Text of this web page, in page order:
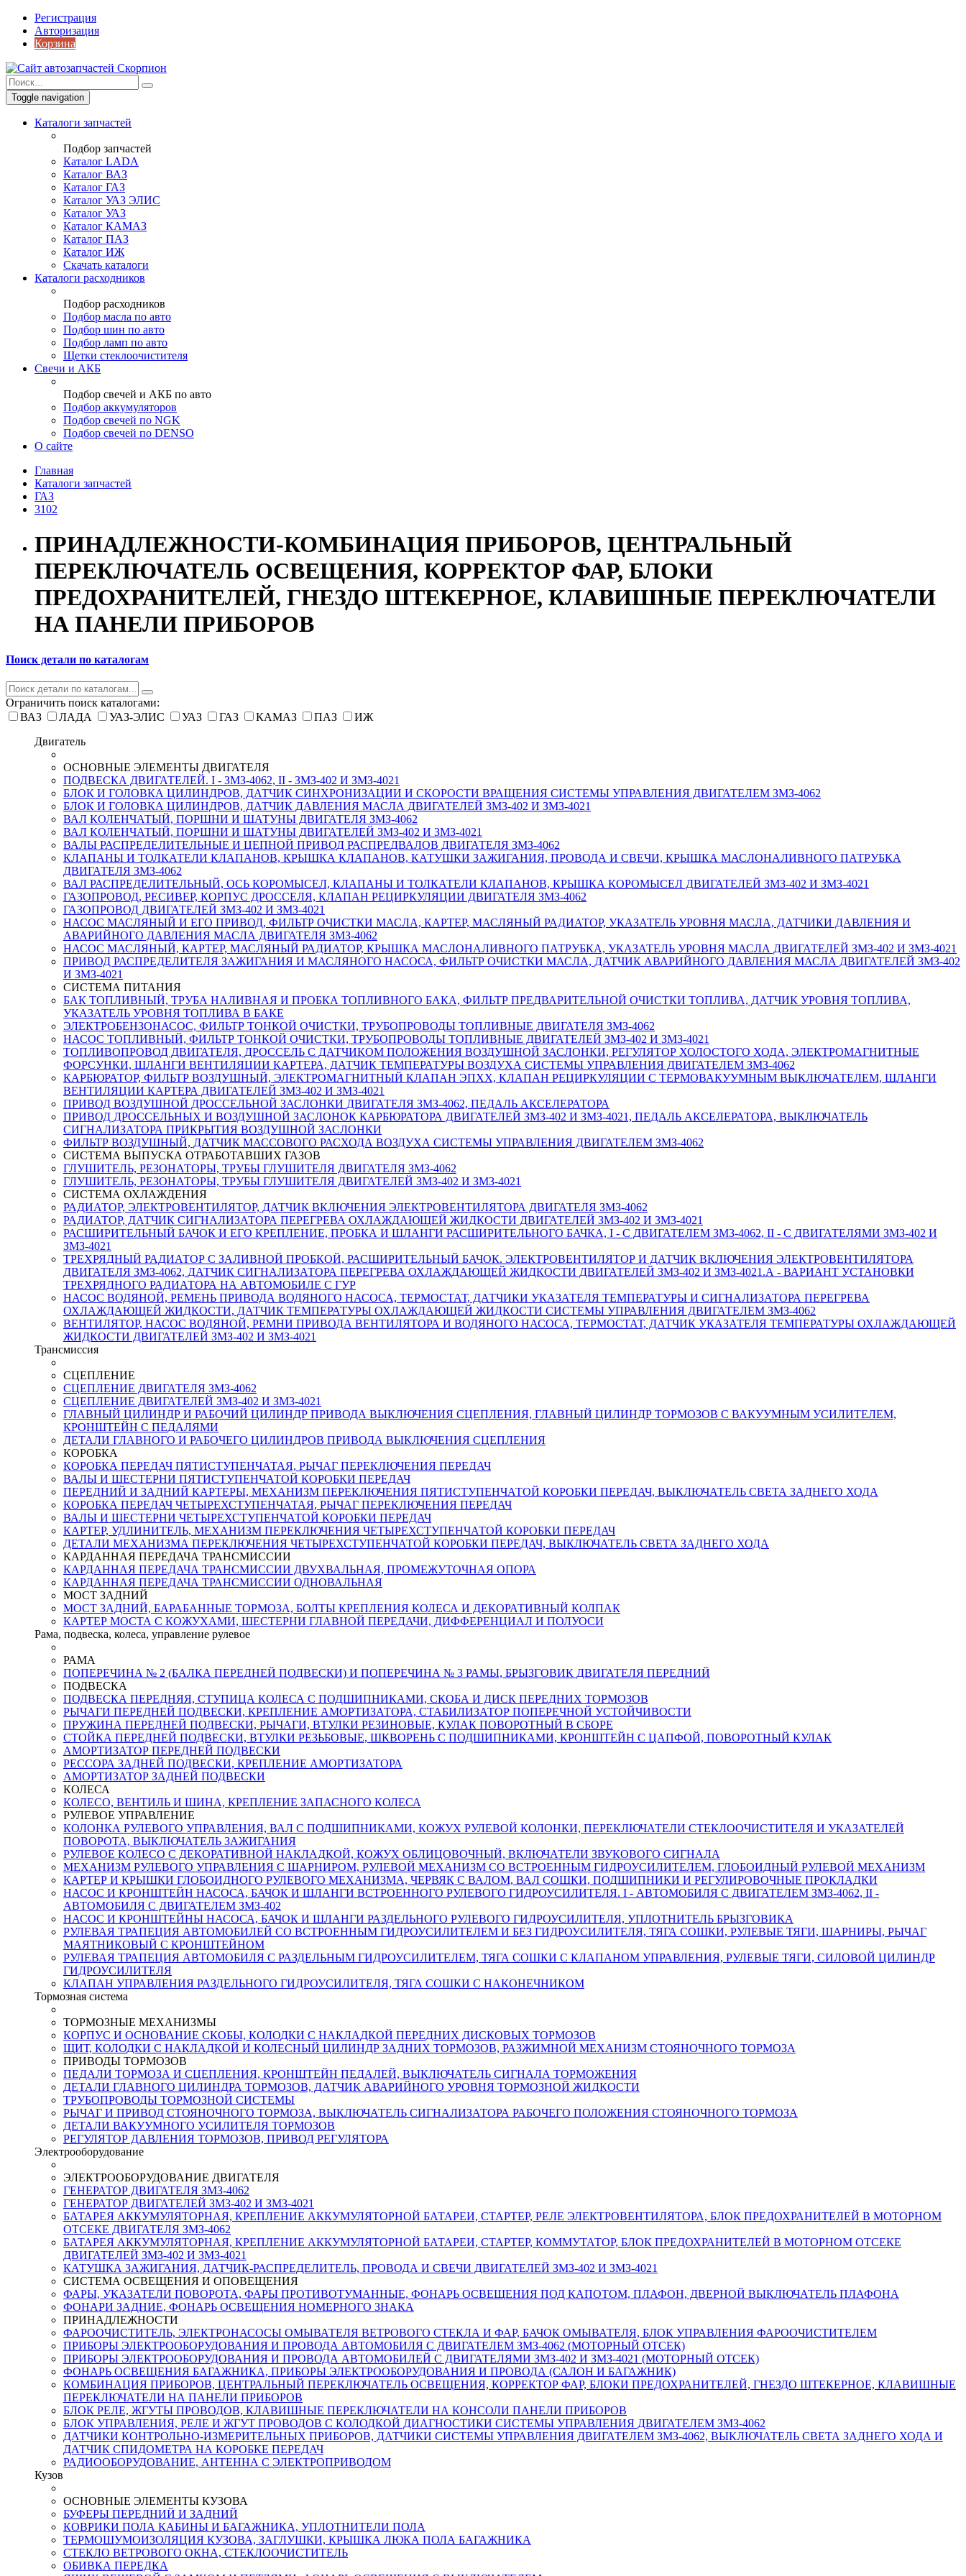
Регистрация
Авторизация
Корзина
Toggle navigation
Каталоги запчастей
Подбор запчастей
Каталог LADA
Каталог ВАЗ
Каталог ГАЗ
Каталог УАЗ ЭЛИС
Каталог УАЗ
Каталог КАМАЗ
Каталог ПАЗ
Каталог ИЖ
Скачать каталоги
Каталоги расходников
Подбор расходников
Подбор масла по авто
Подбор шин по авто
Подбор ламп по авто
Щетки стеклоочистителя
Свечи и АКБ
Подбор свечей и АКБ по авто
Подбор аккумуляторов
Подбор свечей по NGK
Подбор свечей по DENSO
О сайте
Главная
Каталоги запчастей
ГАЗ
3102
ПРИНАДЛЕЖНОСТИ-КОМБИНАЦИЯ ПРИБОРОВ, ЦЕНТРАЛЬНЫЙ
ПЕРЕКЛЮЧАТЕЛЬ ОСВЕЩЕНИЯ, КОРРЕКТОР ФАР, БЛОКИ
ПРЕДОХРАНИТЕЛЕЙ, ГНЕЗДО ШТЕКЕРНОЕ, КЛАВИШНЫЕ ПЕРЕКЛЮЧАТЕЛИ
НА ПАНЕЛИ ПРИБОРОВ
Поиск детали по каталогам
Ограничить поиск каталогами:
ВАЗ
ЛАДА УАЗ-ЭЛИС УАЗ ГАЗ КАМАЗ ПАЗ
ИЖ
Двигатель
ОСНОВНЫЕ ЭЛЕМЕНТЫ ДВИГАТЕЛЯ
ПОДВЕСКА ДВИГАТЕЛЕЙ. I - ЗМЗ-4062, II - ЗМЗ-402 И ЗМЗ-4021
БЛОК И ГОЛОВКА ЦИЛИНДРОВ, ДАТЧИК СИНХРОНИЗАЦИИ И СКОРОСТИ ВРАЩЕНИЯ СИСТЕМЫ УПРАВЛЕНИЯ ДВИГАТЕЛЕМ ЗМЗ-4062
БЛОК И ГОЛОВКА ЦИЛИНДРОВ, ДАТЧИК ДАВЛЕНИЯ МАСЛА ДВИГАТЕЛЕЙ ЗМЗ-402 И ЗМЗ-4021
ВАЛ КОЛЕНЧАТЫЙ, ПОРШНИ И ШАТУНЫ ДВИГАТЕЛЯ ЗМЗ-4062
ВАЛ КОЛЕНЧАТЫЙ, ПОРШНИ И ШАТУНЫ ДВИГАТЕЛЕЙ ЗМЗ-402 И ЗМЗ-4021
ВАЛЫ РАСПРЕДЕЛИТЕЛЬНЫЕ И ЦЕПНОЙ ПРИВОД РАСПРЕДВАЛОВ ДВИГАТЕЛЯ ЗМЗ-4062
КЛАПАНЫ И ТОЛКАТЕЛИ КЛАПАНОВ, КРЫШКА КЛАПАНОВ, КАТУШКИ ЗАЖИГАНИЯ, ПРОВОДА И СВЕЧИ, КРЫШКА МАСЛОНАЛИВНОГО ПАТРУБКА
ДВИГАТЕЛЯ ЗМЗ-4062
ВАЛ РАСПРЕДЕЛИТЕЛЬНЫЙ, ОСЬ КОРОМЫСЕЛ, КЛАПАНЫ И ТОЛКАТЕЛИ КЛАПАНОВ, КРЫШКА КОРОМЫСЕЛ ДВИГАТЕЛЕЙ ЗМЗ-402 И ЗМЗ-4021
ГАЗОПРОВОД, РЕСИВЕР, КОРПУС ДРОССЕЛЯ, КЛАПАН РЕЦИРКУЛЯЦИИ ДВИГАТЕЛЯ ЗМЗ-4062
ГАЗОПРОВОД ДВИГАТЕЛЕЙ ЗМЗ-402 И ЗМЗ-4021
НАСОС МАСЛЯНЫЙ И ЕГО ПРИВОД, ФИЛЬТР ОЧИСТКИ МАСЛА, КАРТЕР, МАСЛЯНЫЙ РАДИАТОР, УКАЗАТЕЛЬ УРОВНЯ МАСЛА, ДАТЧИКИ ДАВЛЕНИЯ И
АВАРИЙНОГО ДАВЛЕНИЯ МАСЛА ДВИГАТЕЛЯ ЗМЗ-4062
НАСОС МАСЛЯНЫЙ, КАРТЕР, МАСЛЯНЫЙ РАДИАТОР, КРЫШКА МАСЛОНАЛИВНОГО ПАТРУБКА, УКАЗАТЕЛЬ УРОВНЯ МАСЛА ДВИГАТЕЛЕЙ ЗМЗ-402 И ЗМЗ-4021
ПРИВОД РАСПРЕДЕЛИТЕЛЯ ЗАЖИГАНИЯ И МАСЛЯНОГО НАСОСА, ФИЛЬТР ОЧИСТКИ МАСЛА, ДАТЧИК АВАРИЙНОГО ДАВЛЕНИЯ МАСЛА ДВИГАТЕЛЕЙ ЗМЗ-402
И ЗМЗ-4021
СИСТЕМА ПИТАНИЯ
БАК ТОПЛИВНЫЙ, ТРУБА НАЛИВНАЯ И ПРОБКА ТОПЛИВНОГО БАКА, ФИЛЬТР ПРЕДВАРИТЕЛЬНОЙ ОЧИСТКИ ТОПЛИВА, ДАТЧИК УРОВНЯ ТОПЛИВА,
УКАЗАТЕЛЬ УРОВНЯ ТОПЛИВА В БАКЕ
ЭЛЕКТРОБЕНЗОНАСОС, ФИЛЬТР ТОНКОЙ ОЧИСТКИ, ТРУБОПРОВОДЫ ТОПЛИВНЫЕ ДВИГАТЕЛЯ ЗМЗ-4062
НАСОС ТОПЛИВНЫЙ, ФИЛЬТР ТОНКОЙ ОЧИСТКИ, ТРУБОПРОВОДЫ ТОПЛИВНЫЕ ДВИГАТЕЛЕЙ ЗМЗ-402 И ЗМЗ-4021
ТОПЛИВОПРОВОД ДВИГАТЕЛЯ, ДРОССЕЛЬ С ДАТЧИКОМ ПОЛОЖЕНИЯ ВОЗДУШНОЙ ЗАСЛОНКИ, РЕГУЛЯТОР ХОЛОСТОГО ХОДА, ЭЛЕКТРОМАГНИТНЫЕ
ФОРСУНКИ, ШЛАНГИ ВЕНТИЛЯЦИИ КАРТЕРА, ДАТЧИК ТЕМПЕРАТУРЫ ВОЗДУХА СИСТЕМЫ УПРАВЛЕНИЯ ДВИГАТЕЛЕМ ЗМЗ-4062
КАРБЮРАТОР, ФИЛЬТР ВОЗДУШНЫЙ, ЭЛЕКТРОМАГНИТНЫЙ КЛАПАН ЭПХХ, КЛАПАН РЕЦИРКУЛЯЦИИ С ТЕРМОВАКУУМНЫМ ВЫКЛЮЧАТЕЛЕМ, ШЛАНГИ
ВЕНТИЛЯЦИИ КАРТЕРА ДВИГАТЕЛЕЙ ЗМЗ-402 И ЗМЗ-4021
ПРИВОД ВОЗДУШНОЙ ДРОССЕЛЬНОЙ ЗАСЛОНКИ ДВИГАТЕЛЯ ЗМЗ-4062, ПЕДАЛЬ АКСЕЛЕРАТОРА
ПРИВОД ДРОССЕЛЬНЫХ И ВОЗДУШНОЙ ЗАСЛОНОК КАРБЮРАТОРА ДВИГАТЕЛЕЙ ЗМЗ-402 И ЗМЗ-4021, ПЕДАЛЬ АКСЕЛЕРАТОРА, ВЫКЛЮЧАТЕЛЬ
СИГНАЛИЗАТОРА ПРИКРЫТИЯ ВОЗДУШНОЙ ЗАСЛОНКИ
ФИЛЬТР ВОЗДУШНЫЙ, ДАТЧИК МАССОВОГО РАСХОДА ВОЗДУХА СИСТЕМЫ УПРАВЛЕНИЯ ДВИГАТЕЛЕМ ЗМЗ-4062
СИСТЕМА ВЫПУСКА ОТРАБОТАВШИХ ГАЗОВ
ГЛУШИТЕЛЬ, РЕЗОНАТОРЫ, ТРУБЫ ГЛУШИТЕЛЯ ДВИГАТЕЛЯ ЗМЗ-4062
ГЛУШИТЕЛЬ, РЕЗОНАТОРЫ, ТРУБЫ ГЛУШИТЕЛЯ ДВИГАТЕЛЕЙ ЗМЗ-402 И ЗМЗ-4021
СИСТЕМА ОХЛАЖДЕНИЯ
РАДИАТОР, ЭЛЕКТРОВЕНТИЛЯТОР, ДАТЧИК ВКЛЮЧЕНИЯ ЭЛЕКТРОВЕНТИЛЯТОРА ДВИГАТЕЛЯ ЗМЗ-4062
РАДИАТОР, ДАТЧИК СИГНАЛИЗАТОРА ПЕРЕГРЕВА ОХЛАЖДАЮЩЕЙ ЖИДКОСТИ ДВИГАТЕЛЕЙ ЗМЗ-402 И ЗМЗ-4021
РАСШИРИТЕЛЬНЫЙ БАЧОК И ЕГО КРЕПЛЕНИЕ, ПРОБКА И ШЛАНГИ РАСШИРИТЕЛЬНОГО БАЧКА, I - С ДВИГАТЕЛЕМ ЗМЗ-4062, II - С ДВИГАТЕЛЯМИ ЗМЗ-402 И
ЗМЗ-4021
ТРЕХРЯДНЫЙ РАДИАТОР С ЗАЛИВНОЙ ПРОБКОЙ, РАСШИРИТЕЛЬНЫЙ БАЧОК. ЭЛЕКТРОВЕНТИЛЯТОР И ДАТЧИК ВКЛЮЧЕНИЯ ЭЛЕКТРОВЕНТИЛЯТОРА
ДВИГАТЕЛЯ ЗМЗ-4062, ДАТЧИК СИГНАЛИЗАТОРА ПЕРЕГРЕВА ОХЛАЖДАЮЩЕЙ ЖИДКОСТИ ДВИГАТЕЛЕЙ ЗМЗ-402 И ЗМЗ-4021.А - ВАРИАНТ УСТАНОВКИ
ТРЕХРЯДНОГО РАДИАТОРА НА АВТОМОБИЛЕ С ГУР
НАСОС ВОДЯНОЙ, РЕМЕНЬ ПРИВОДА ВОДЯНОГО НАСОСА, ТЕРМОСТАТ, ДАТЧИКИ УКАЗАТЕЛЯ ТЕМПЕРАТУРЫ И СИГНАЛИЗАТОРА ПЕРЕГРЕВА
ОХЛАЖДАЮЩЕЙ ЖИДКОСТИ, ДАТЧИК ТЕМПЕРАТУРЫ ОХЛАЖДАЮЩЕЙ ЖИДКОСТИ СИСТЕМЫ УПРАВЛЕНИЯ ДВИГАТЕЛЕМ ЗМЗ-4062
ВЕНТИЛЯТОР, НАСОС ВОДЯНОЙ, РЕМНИ ПРИВОДА ВЕНТИЛЯТОРА И ВОДЯНОГО НАСОСА, ТЕРМОСТАТ, ДАТЧИК УКАЗАТЕЛЯ ТЕМПЕРАТУРЫ ОХЛАЖДАЮЩЕЙ
ЖИДКОСТИ ДВИГАТЕЛЕЙ ЗМЗ-402 И ЗМЗ-4021
Трансмиссия
СЦЕПЛЕНИЕ
СЦЕПЛЕНИЕ ДВИГАТЕЛЯ ЗМЗ-4062
СЦЕПЛЕНИЕ ДВИГАТЕЛЕЙ ЗМЗ-402 И ЗМЗ-4021
ГЛАВНЫЙ ЦИЛИНДР И РАБОЧИЙ ЦИЛИНДР ПРИВОДА ВЫКЛЮЧЕНИЯ СЦЕПЛЕНИЯ, ГЛАВНЫЙ ЦИЛИНДР ТОРМОЗОВ С ВАКУУМНЫМ УСИЛИТЕЛЕМ,
КРОНШТЕЙН С ПЕДАЛЯМИ
ДЕТАЛИ ГЛАВНОГО И РАБОЧЕГО ЦИЛИНДРОВ ПРИВОДА ВЫКЛЮЧЕНИЯ СЦЕПЛЕНИЯ
КОРОБКА
КОРОБКА ПЕРЕДАЧ ПЯТИСТУПЕНЧАТАЯ, РЫЧАГ ПЕРЕКЛЮЧЕНИЯ ПЕРЕДАЧ
ВАЛЫ И ШЕСТЕРНИ ПЯТИСТУПЕНЧАТОЙ КОРОБКИ ПЕРЕДАЧ
ПЕРЕДНИЙ И ЗАДНИЙ КАРТЕРЫ, МЕХАНИЗМ ПЕРЕКЛЮЧЕНИЯ ПЯТИСТУПЕНЧАТОЙ КОРОБКИ ПЕРЕДАЧ, ВЫКЛЮЧАТЕЛЬ СВЕТА ЗАДНЕГО ХОДА
КОРОБКА ПЕРЕДАЧ ЧЕТЫРЕХСТУПЕНЧАТАЯ, РЫЧАГ ПЕРЕКЛЮЧЕНИЯ ПЕРЕДАЧ
ВАЛЫ И ШЕСТЕРНИ ЧЕТЫРЕХСТУПЕНЧАТОЙ КОРОБКИ ПЕРЕДАЧ
КАРТЕР, УДЛИНИТЕЛЬ, МЕХАНИЗМ ПЕРЕКЛЮЧЕНИЯ ЧЕТЫРЕХСТУПЕНЧАТОЙ КОРОБКИ ПЕРЕДАЧ
ДЕТАЛИ МЕХАНИЗМА ПЕРЕКЛЮЧЕНИЯ ЧЕТЫРЕХСТУПЕНЧАТОЙ КОРОБКИ ПЕРЕДАЧ, ВЫКЛЮЧАТЕЛЬ СВЕТА ЗАДНЕГО ХОДА
КАРДАННАЯ ПЕРЕДАЧА ТРАНСМИССИИ
КАРДАННАЯ ПЕРЕДАЧА ТРАНСМИССИИ ДВУХВАЛЬНАЯ, ПРОМЕЖУТОЧНАЯ ОПОРА
КАРДАННАЯ ПЕРЕДАЧА ТРАНСМИССИИ ОДНОВАЛЬНАЯ
МОСТ ЗАДНИЙ
МОСТ ЗАДНИЙ, БАРАБАННЫЕ ТОРМОЗА, БОЛТЫ КРЕПЛЕНИЯ КОЛЕСА И ДЕКОРАТИВНЫЙ КОЛПАК
КАРТЕР МОСТА С КОЖУХАМИ, ШЕСТЕРНИ ГЛАВНОЙ ПЕРЕДАЧИ, ДИФФЕРЕНЦИАЛ И ПОЛУОСИ
Рама, подвеска, колеса, управление рулевое
РАМА
ПОПЕРЕЧИНА № 2 (БАЛКА ПЕРЕДНЕЙ ПОДВЕСКИ) И ПОПЕРЕЧИНА № 3 РАМЫ, БРЫЗГОВИК ДВИГАТЕЛЯ ПЕРЕДНИЙ
ПОДВЕСКА
ПОДВЕСКА ПЕРЕДНЯЯ, СТУПИЦА КОЛЕСА С ПОДШИПНИКАМИ, СКОБА И ДИСК ПЕРЕДНИХ ТОРМОЗОВ
РЫЧАГИ ПЕРЕДНЕЙ ПОДВЕСКИ, КРЕПЛЕНИЕ АМОРТИЗАТОРА, СТАБИЛИЗАТОР ПОПЕРЕЧНОЙ УСТОЙЧИВОСТИ
ПРУЖИНА ПЕРЕДНЕЙ ПОДВЕСКИ, РЫЧАГИ, ВТУЛКИ РЕЗИНОВЫЕ, КУЛАК ПОВОРОТНЫЙ В СБОРЕ
СТОЙКА ПЕРЕДНЕЙ ПОДВЕСКИ, ВТУЛКИ РЕЗЬБОВЫЕ, ШКВОРЕНЬ С ПОДШИПНИКАМИ, КРОНШТЕЙН С ЦАПФОЙ, ПОВОРОТНЫЙ КУЛАК
АМОРТИЗАТОР ПЕРЕДНЕЙ ПОДВЕСКИ
РЕССОРА ЗАДНЕЙ ПОДВЕСКИ, КРЕПЛЕНИЕ АМОРТИЗАТОРА
АМОРТИЗАТОР ЗАДНЕЙ ПОДВЕСКИ
КОЛЕСА
КОЛЕСО, ВЕНТИЛЬ И ШИНА, КРЕПЛЕНИЕ ЗАПАСНОГО КОЛЕСА
РУЛЕВОЕ УПРАВЛЕНИЕ
КОЛОНКА РУЛЕВОГО УПРАВЛЕНИЯ, ВАЛ С ПОДШИПНИКАМИ, КОЖУХ РУЛЕВОЙ КОЛОНКИ, ПЕРЕКЛЮЧАТЕЛИ СТЕКЛООЧИСТИТЕЛЯ И УКАЗАТЕЛЕЙ
ПОВОРОТА, ВЫКЛЮЧАТЕЛЬ ЗАЖИГАНИЯ
РУЛЕВОЕ КОЛЕСО С ДЕКОРАТИВНОЙ НАКЛАДКОЙ, КОЖУХ ОБЛИЦОВОЧНЫЙ, ВКЛЮЧАТЕЛИ ЗВУКОВОГО СИГНАЛА
МЕХАНИЗМ РУЛЕВОГО УПРАВЛЕНИЯ С ШАРНИРОМ, РУЛЕВОЙ МЕХАНИЗМ СО ВСТРОЕННЫМ ГИДРОУСИЛИТЕЛЕМ, ГЛОБОИДНЫЙ РУЛЕВОЙ МЕХАНИЗМ
КАРТЕР И КРЫШКИ ГЛОБОИДНОГО РУЛЕВОГО МЕХАНИЗМА, ЧЕРВЯК С ВАЛОМ, ВАЛ СОШКИ, ПОДШИПНИКИ И РЕГУЛИРОВОЧНЫЕ ПРОКЛАДКИ
НАСОС И КРОНШТЕЙН НАСОСА, БАЧОК И ШЛАНГИ ВСТРОЕННОГО РУЛЕВОГО ГИДРОУСИЛИТЕЛЯ. I - АВТОМОБИЛЯ С ДВИГАТЕЛЕМ ЗМЗ-4062, II -
АВТОМОБИЛЯ С ДВИГАТЕЛЕМ ЗМЗ-402
НАСОС И КРОНШТЕЙНЫ НАСОСА, БАЧОК И ШЛАНГИ РАЗДЕЛЬНОГО РУЛЕВОГО ГИДРОУСИЛИТЕЛЯ, УПЛОТНИТЕЛЬ БРЫЗГОВИКА
РУЛЕВАЯ ТРАПЕЦИЯ АВТОМОБИЛЕЙ СО ВСТРОЕННЫМ ГИДРОУСИЛИТЕЛЕМ И БЕЗ ГИДРОУСИЛИТЕЛЯ, ТЯГА СОШКИ, РУЛЕВЫЕ ТЯГИ, ШАРНИРЫ, РЫЧАГ
МАЯТНИКОВЫЙ С КРОНШТЕЙНОМ
РУЛЕВАЯ ТРАПЕЦИЯ АВТОМОБИЛЯ С РАЗДЕЛЬНЫМ ГИДРОУСИЛИТЕЛЕМ, ТЯГА СОШКИ С КЛАПАНОМ УПРАВЛЕНИЯ, РУЛЕВЫЕ ТЯГИ, СИЛОВОЙ ЦИЛИНДР
ГИДРОУСИЛИТЕЛЯ
КЛАПАН УПРАВЛЕНИЯ РАЗДЕЛЬНОГО ГИДРОУСИЛИТЕЛЯ, ТЯГА СОШКИ С НАКОНЕЧНИКОМ
Тормозная система
ТОРМОЗНЫЕ МЕХАНИЗМЫ
КОРПУС И ОСНОВАНИЕ СКОБЫ, КОЛОДКИ С НАКЛАДКОЙ ПЕРЕДНИХ ДИСКОВЫХ ТОРМОЗОВ
ЩИТ, КОЛОДКИ С НАКЛАДКОЙ И КОЛЕСНЫЙ ЦИЛИНДР ЗАДНИХ ТОРМОЗОВ, РАЗЖИМНОЙ МЕХАНИЗМ СТОЯНОЧНОГО ТОРМОЗА
ПРИВОДЫ ТОРМОЗОВ
ПЕДАЛИ ТОРМОЗА И СЦЕПЛЕНИЯ, КРОНШТЕЙН ПЕДАЛЕЙ, ВЫКЛЮЧАТЕЛЬ СИГНАЛА ТОРМОЖЕНИЯ
ДЕТАЛИ ГЛАВНОГО ЦИЛИНДРА ТОРМОЗОВ, ДАТЧИК АВАРИЙНОГО УРОВНЯ ТОРМОЗНОЙ ЖИДКОСТИ
ТРУБОПРОВОДЫ ТОРМОЗНОЙ СИСТЕМЫ
РЫЧАГ И ПРИВОД СТОЯНОЧНОГО ТОРМОЗА, ВЫКЛЮЧАТЕЛЬ СИГНАЛИЗАТОРА РАБОЧЕГО ПОЛОЖЕНИЯ СТОЯНОЧНОГО ТОРМОЗА
ДЕТАЛИ ВАКУУМНОГО УСИЛИТЕЛЯ ТОРМОЗОВ
РЕГУЛЯТОР ДАВЛЕНИЯ ТОРМОЗОВ, ПРИВОД РЕГУЛЯТОРА
Электрооборудование
ЭЛЕКТРООБОРУДОВАНИЕ ДВИГАТЕЛЯ
ГЕНЕРАТОР ДВИГАТЕЛЯ ЗМЗ-4062
ГЕНЕРАТОР ДВИГАТЕЛЕЙ ЗМЗ-402 И ЗМЗ-4021
БАТАРЕЯ АККУМУЛЯТОРНАЯ, КРЕПЛЕНИЕ АККУМУЛЯТОРНОЙ БАТАРЕИ, СТАРТЕР, РЕЛЕ ЭЛЕКТРОВЕНТИЛЯТОРА, БЛОК ПРЕДОХРАНИТЕЛЕЙ В МОТОРНОМ
ОТСЕКЕ ДВИГАТЕЛЯ ЗМЗ-4062
БАТАРЕЯ АККУМУЛЯТОРНАЯ, КРЕПЛЕНИЕ АККУМУЛЯТОРНОЙ БАТАРЕИ, СТАРТЕР, КОММУТАТОР, БЛОК ПРЕДОХРАНИТЕЛЕЙ В МОТОРНОМ ОТСЕКЕ
ДВИГАТЕЛЕЙ ЗМЗ-402 И ЗМЗ-4021
КАТУШКА ЗАЖИГАНИЯ, ДАТЧИК-РАСПРЕДЕЛИТЕЛЬ, ПРОВОДА И СВЕЧИ ДВИГАТЕЛЕЙ ЗМЗ-402 И ЗМЗ-4021
СИСТЕМА ОСВЕЩЕНИЯ И ОПОВЕЩЕНИЯ
ФАРЫ, УКАЗАТЕЛИ ПОВОРОТА, ФАРЫ ПРОТИВОТУМАННЫЕ, ФОНАРЬ ОСВЕЩЕНИЯ ПОД КАПОТОМ, ПЛАФОН, ДВЕРНОЙ ВЫКЛЮЧАТЕЛЬ ПЛАФОНА
ФОНАРИ ЗАДНИЕ, ФОНАРЬ ОСВЕЩЕНИЯ НОМЕРНОГО ЗНАКА
ПРИНАДЛЕЖНОСТИ
ФАРООЧИСТИТЕЛЬ, ЭЛЕКТРОНАСОСЫ ОМЫВАТЕЛЯ ВЕТРОВОГО СТЕКЛА И ФАР, БАЧОК ОМЫВАТЕЛЯ, БЛОК УПРАВЛЕНИЯ ФАРООЧИСТИТЕЛЕМ
ПРИБОРЫ ЭЛЕКТРООБОРУДОВАНИЯ И ПРОВОДА АВТОМОБИЛЯ С ДВИГАТЕЛЕМ ЗМЗ-4062 (МОТОРНЫЙ ОТСЕК)
ПРИБОРЫ ЭЛЕКТРООБОРУДОВАНИЯ И ПРОВОДА АВТОМОБИЛЕЙ С ДВИГАТЕЛЯМИ ЗМЗ-402 И ЗМЗ-4021 (МОТОРНЫЙ ОТСЕК)
ФОНАРЬ ОСВЕЩЕНИЯ БАГАЖНИКА, ПРИБОРЫ ЭЛЕКТРООБОРУДОВАНИЯ И ПРОВОДА (САЛОН И БАГАЖНИК)
КОМБИНАЦИЯ ПРИБОРОВ, ЦЕНТРАЛЬНЫЙ ПЕРЕКЛЮЧАТЕЛЬ ОСВЕЩЕНИЯ, КОРРЕКТОР ФАР, БЛОКИ ПРЕДОХРАНИТЕЛЕЙ, ГНЕЗДО ШТЕКЕРНОЕ, КЛАВИШНЫЕ
ПЕРЕКЛЮЧАТЕЛИ НА ПАНЕЛИ ПРИБОРОВ
БЛОК РЕЛЕ, ЖГУТЫ ПРОВОДОВ, КЛАВИШНЫЕ ПЕРЕКЛЮЧАТЕЛИ НА КОНСОЛИ ПАНЕЛИ ПРИБОРОВ
БЛОК УПРАВЛЕНИЯ, РЕЛЕ И ЖГУТ ПРОВОДОВ С КОЛОДКОЙ ДИАГНОСТИКИ СИСТЕМЫ УПРАВЛЕНИЯ ДВИГАТЕЛЕМ ЗМЗ-4062
ДАТЧИКИ КОНТРОЛЬНО-ИЗМЕРИТЕЛЬНЫХ ПРИБОРОВ, ДАТЧИКИ СИСТЕМЫ УПРАВЛЕНИЯ ДВИГАТЕЛЕМ ЗМЗ-4062, ВЫКЛЮЧАТЕЛЬ СВЕТА ЗАДНЕГО ХОДА И
ДАТЧИК СПИДОМЕТРА НА КОРОБКЕ ПЕРЕДАЧ
РАДИООБОРУДОВАНИЕ, АНТЕННА С ЭЛЕКТРОПРИВОДОМ
Кузов
ОСНОВНЫЕ ЭЛЕМЕНТЫ КУЗОВА
БУФЕРЫ ПЕРЕДНИЙ И ЗАДНИЙ
КОВРИКИ ПОЛА КАБИНЫ И БАГАЖНИКА, УПЛОТНИТЕЛИ ПОЛА
ТЕРМОШУМОИЗОЛЯЦИЯ КУЗОВА, ЗАГЛУШКИ, КРЫШКА ЛЮКА ПОЛА БАГАЖНИКА
СТЕКЛО ВЕТРОВОГО ОКНА, СТЕКЛООЧИСТИТЕЛЬ
ОБИВКА ПЕРЕДКА